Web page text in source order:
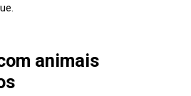
animais